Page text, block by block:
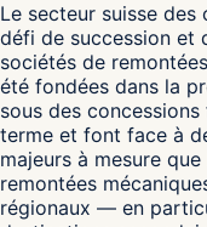
Le secteur suisse
défi de succession et
sociétés de
été fondées dans la
sous des
terme et font face à
majeurs à mesure
remontées
régionaux — en